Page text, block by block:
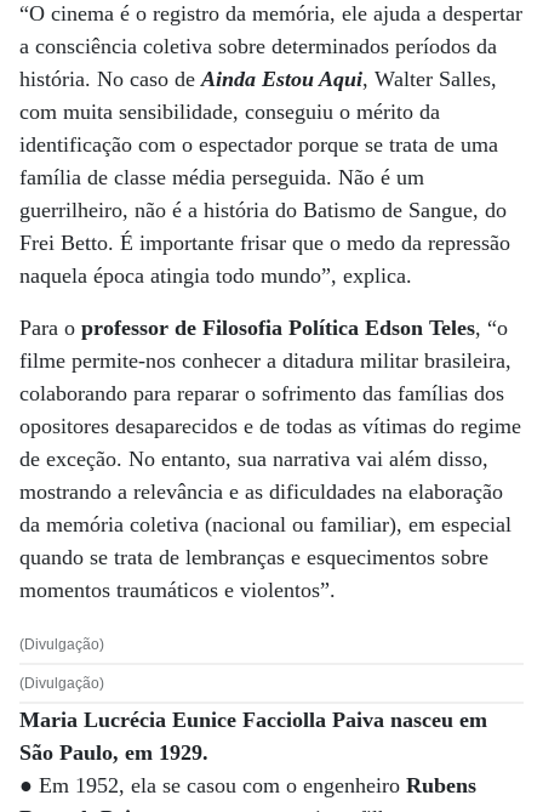
“O cinema é o registro da memória, ele ajuda a despertar
a consciência coletiva sobre determinados períodos da
história. No caso deAinda Estou Aqui, Walter Salles,
com muita sensibilidade, conseguiu o mérito da
identificação com o espectador porque se trata de uma
família de classe média perseguida. Não é um
guerrilheiro, não é a história do Batismo de Sangue, do
Frei Betto. É importante frisar que o medo da repressão
naquela época atingia todo mundo”, explica.
Para o professor de Filosofia Política Edson Teles, “o
filme permite-nos conhecer a ditadura militar brasileira,
colaborando para reparar o sofrimento das famílias dos
opositores desaparecidos e de todas as vítimas do regime
de exceção. No entanto, sua narrativa vai além disso,
mostrando a relevância e as dificuldades na elaboração
da memória coletiva (nacional ou familiar), em especial
quando se trata de lembranças e esquecimentos sobre
momentos traumáticos e violentos”.
(Divulgação)
(Divulgação)
Maria Lucrécia Eunice Facciolla Paiva nasceu em
São Paulo, em 1929.
● Em 1952, ela se casou com o engenheiro Rubens